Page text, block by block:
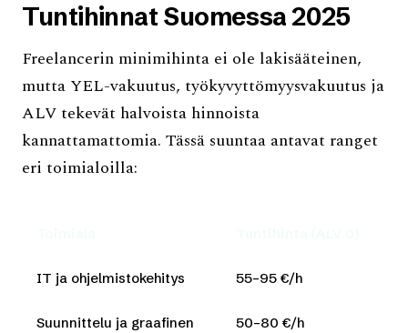
Tuntihinnat Suomessa 2025
Freelancerin minimihinta ei ole lakisääteinen,
mutta YEL-vakuutus, työkyvyttömyysvakuutus ja
ALV tekevät halvoista hinnoista
kannattamattomia. Tässä suuntaa antavat ranget
eri toimialoilla:
IT ja ohjelmistokehitys 55–95 €/h
Suunnittelu ja graafinen 50–80 €/h